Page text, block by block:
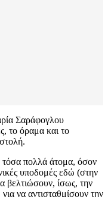
Σαράφογλου
το όραμα και το
τόσα πολλά άτομα, όσον
υποδομές εδώ (στην
βελτιώσουν, ίσως, την
να αντισταθμίσουν την